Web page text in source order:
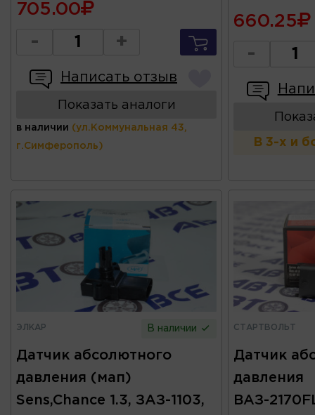
705.00
- +
Написать отзыв
Показать аналоги
в наличии (ул.Коммунальная 43,
г.Симферополь)
660.25
-
В 3-х и
ЭЛКАР В наличии
Датчик абсолютного
давления (мап)
Sens,Chance 1.3, ЗАЗ-1103,
СТАРТВОЛЬТ
Датчик
давления
ВАЗ-